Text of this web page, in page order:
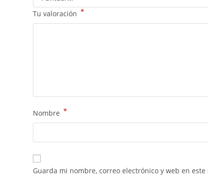
Tu valoración *
Nombre *
Guarda mi nombre, correo electrónico y web en